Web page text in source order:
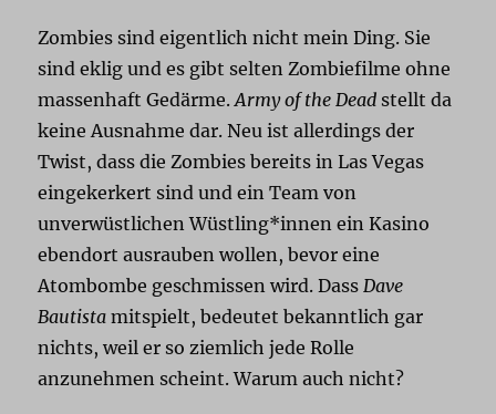
Zombies sind eigentlich nicht mein Ding. Sie
sind eklig und es gibt selten Zombiefilme ohne
massenhaft Gedärme.Army of the Dead stellt da
keine Ausnahme dar. Neu ist allerdings der
Twist, dass die Zombies bereits in Las Vegas
eingekerkert sind und ein Team von
unverwüstlichen Wüstling*innen ein Kasino
ebendort ausrauben wollen, bevor eine
Atombombe geschmissen wird. Dass Dave
Bautista mitspielt, bedeutet bekanntlich gar
nichts, weil er so ziemlich jede Rolle
anzunehmen scheint. Warum auch nicht?